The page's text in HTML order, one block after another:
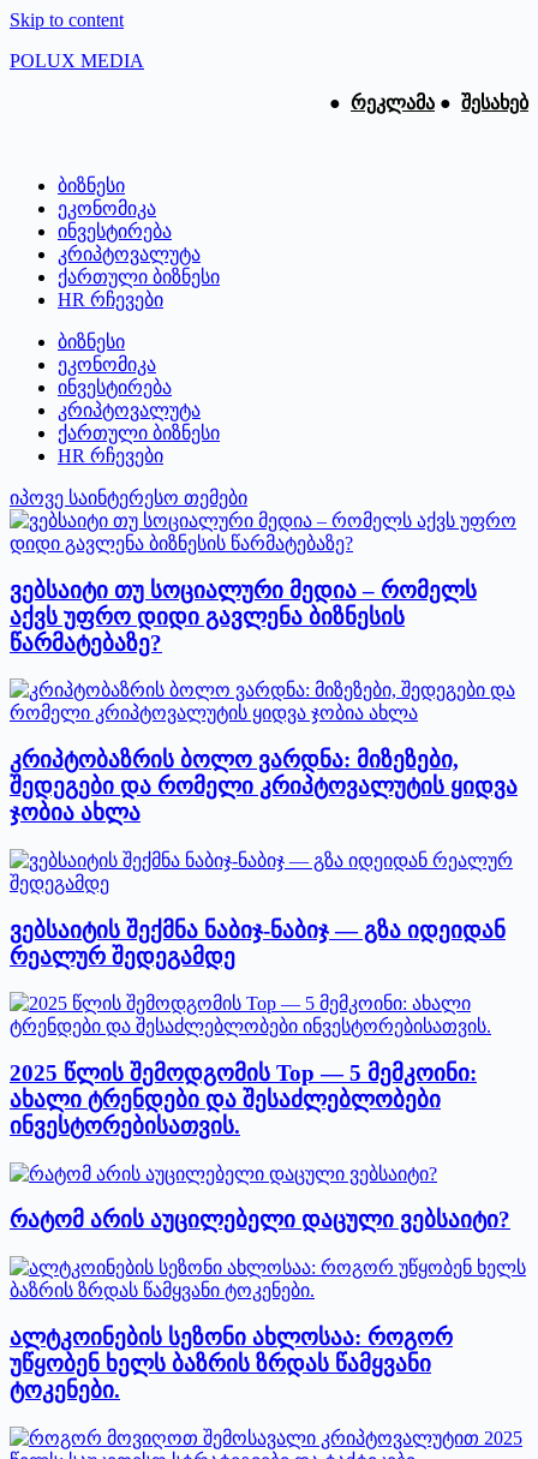
Skip to content
POLUX MEDIA
● რეკლამა ● შესახებ
ბიზნესი
ეკონომიკა
ინვესტირება
კრიპტოვალუტა
ქართული ბიზნესი
HR რჩევები
ბიზნესი
ეკონომიკა
ინვესტირება
კრიპტოვალუტა
ქართული ბიზნესი
HR რჩევები
იპოვე საინტერესო თემები
ვებსაიტი თუ სოციალური მედია – რომელს
აქვს უფრო დიდი გავლენა ბიზნესის
წარმატებაზე?
კრიპტობაზრის ბოლო ვარდნა: მიზეზები,
შედეგები და რომელი კრიპტოვალუტის ყიდვა
ჯობია ახლა
ვებსაიტის შექმნა ნაბიჯ-ნაბიჯ — გზა იდეიდან
რეალურ შედეგამდე
2025 წლის შემოდგომის Top — 5 მემკოინი:
ახალი ტრენდები და შესაძლებლობები
ინვესტორებისათვის.
რატომ არის აუცილებელი დაცული ვებსაიტი?
ალტკოინების სეზონი ახლოსაა: როგორ
უწყობენ ხელს ბაზრის ზრდას წამყვანი
ტოკენები.